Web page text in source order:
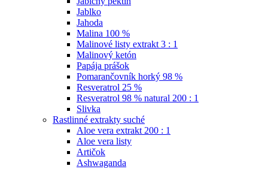
Jablko
Jahoda
Malina 100 %
Malinové listy extrakt 3 : 1
Malinový ketón
Papája prášok
Pomarančovník horký 98 %
Resveratrol 25 %
Resveratrol 98 % natural 200 : 1
Slivka
Rastlinné extrakty suché
Aloe vera extrakt 200 : 1
Aloe vera listy
Artičok
Ashwaganda